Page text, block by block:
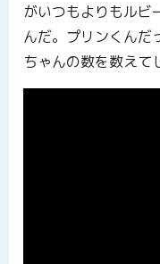
がいつもよりもルビ
んだ。プリンくんだ
ちゃんの数を数えて